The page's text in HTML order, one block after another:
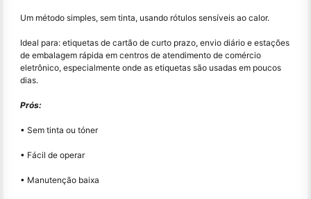
Um método simples, sem tinta, usando rótulos sensíveis ao calor.
Ideal para: etiquetas de cartão de curto prazo, envio diário e estações
de embalagem rápida em centros de atendimento de comércio
eletrônico, especialmente onde as etiquetas são usadas em poucos
dias.
Prós:
• Sem tinta ou tóner
• Fácil de operar
• Manutenção baixa